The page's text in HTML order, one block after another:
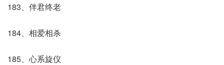
183、伴君终老
184、相爱相杀
185、心系旋仪